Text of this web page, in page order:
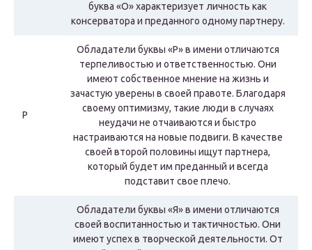
буква «О» характеризует личность как
консерватора и преданного одному партнеру.
Р
Обладатели буквы «Р» в имени отличаются
терпеливостью и ответственностью. Они
имеют собственное мнение на жизнь и
зачастую уверены в своей правоте. Благодаря
своему оптимизму, такие люди в случаях
неудачи не отчаиваются и быстро
настраиваются на новые подвиги. В качестве
своей второй половины ищут партнера,
который будет им преданный и всегда
подставит свое плечо.
Обладатели буквы «Я» в имени отличаются
своей воспитанностью и тактичностью. Они
имеют успех в творческой деятельности. От